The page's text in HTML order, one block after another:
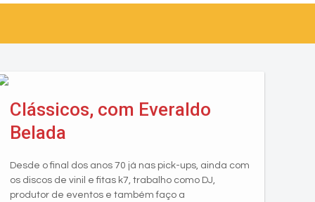
Clássicos, com Everaldo
Belada
Desde o final dos anos 70 já nas pick-ups, ainda com
os discos de vinil e fitas k7, trabalho como DJ,
produtor de eventos e também faço a